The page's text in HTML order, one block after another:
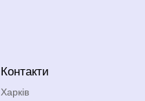
Контакти
Харків